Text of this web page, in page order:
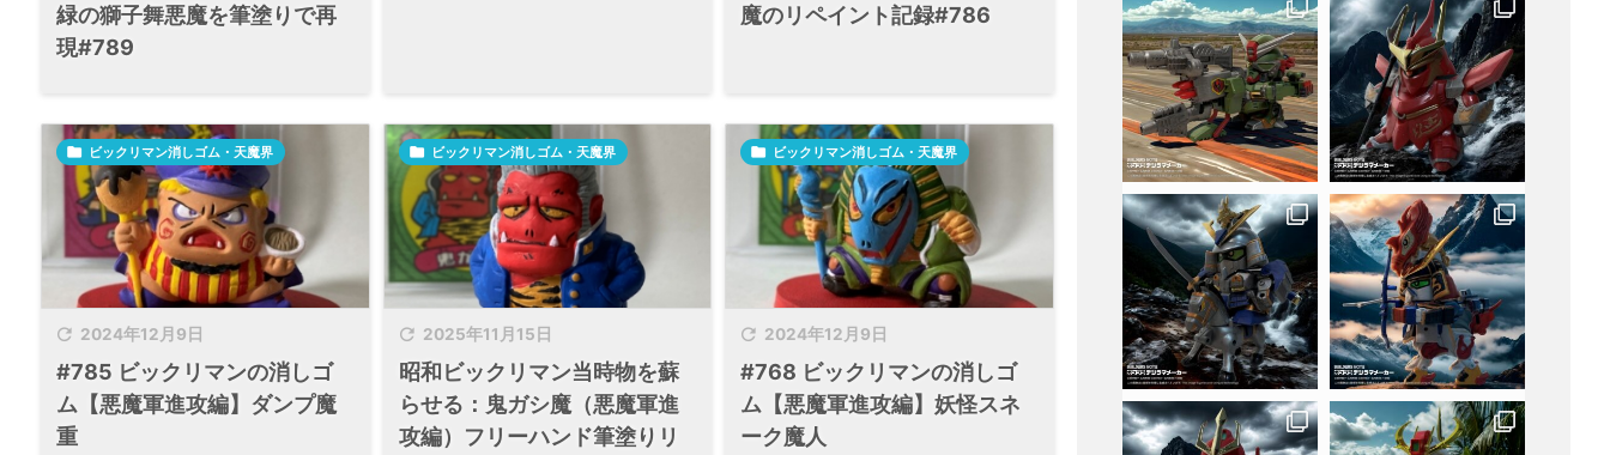
緑の獅子舞悪魔を筆塗りで再
現#789
魔のリペイント記録#786
 2024年12月9日
 ビックリマン消しゴム・天魔界
#785 ビックリマンの消しゴ
ム【悪魔軍進攻編】ダンプ魔
重
 2025年11月15日
 ビックリマン消しゴム・天魔界
昭和ビックリマン当時物を蘇
らせる：鬼ガシ魔（悪魔軍進
攻編）フリーハンド筆塗りリ
 2024年12月9日
 ビックリマン消しゴム・天魔界
#768 ビックリマンの消しゴ
ム【悪魔軍進攻編】妖怪スネ
ーク魔人